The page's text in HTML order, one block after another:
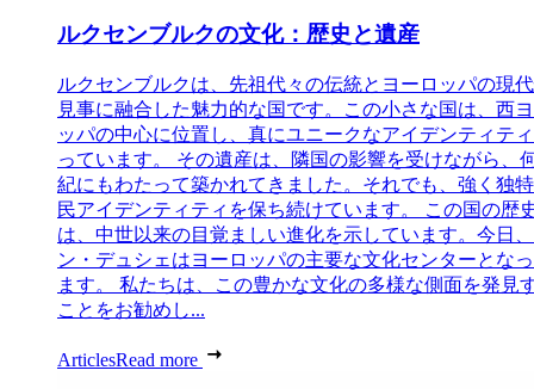
ルクセンブルクの文化：歴史と遺産
ルクセンブルクは、先祖代々の伝統とヨーロッパの現
見事に融合した魅力的な国です。この小さな国は、西
ッパの中心に位置し、真にユニークなアイデンティテ
っています。 その遺産は、隣国の影響を受けながら、
紀にもわたって築かれてきました。それでも、強く独
民アイデンティティを保ち続けています。 この国の歴
は、中世以来の目覚ましい進化を示しています。今日
ン・デュシェはヨーロッパの主要な文化センターとな
ます。 私たちは、この豊かな文化の多様な側面を発見
ことをお勧めし...
ArticlesRead more